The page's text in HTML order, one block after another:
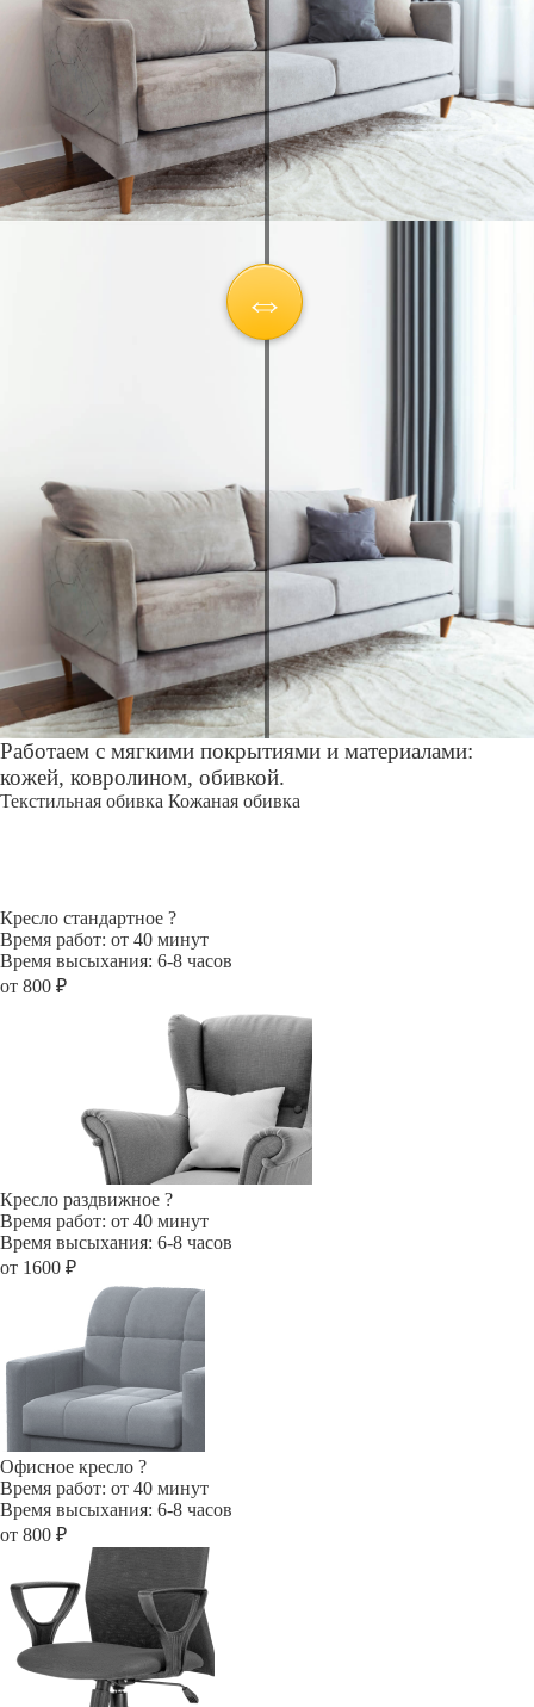
Работаем с мягкими покрытиями и материалами:
кожей, ковролином, обивкой.
Текстильная обивка Кожаная обивка
Кресло стандартное ?
Время работ: от 40 минут
Время высыхания: 6-8 часов
от 800 ₽
Кресло раздвижное ?
Время работ: от 40 минут
Время высыхания: 6-8 часов
от 1600 ₽
Офисное кресло ?
Время работ: от 40 минут
Время высыхания: 6-8 часов
от 800 ₽